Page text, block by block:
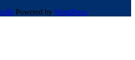
Powered by WordPress